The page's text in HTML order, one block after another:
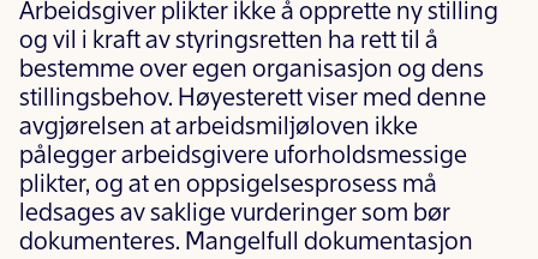
Arbeidsgiver plikter ikke å opprette ny stilling
og vil i kraft av styringsretten ha rett til å
bestemme over egen organisasjon og dens
stillingsbehov. Høyesterett viser med denne
avgjørelsen at arbeidsmiljøloven ikke
pålegger arbeidsgivere uforholdsmessige
plikter, og at en oppsigelsesprosess må
ledsages av saklige vurderinger som bør
dokumenteres. Mangelfull dokumentasjon